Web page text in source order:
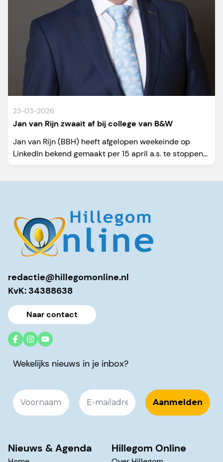
23-03-2026
Jan van Rijn zwaait af bij college van B&W
Jan van Rijn (BBH) heeft afgelopen weekeinde op
LinkedIn bekend gemaakt per 15 april a.s. te stoppen...
redactie@hillegomonline.nl
KvK: 34388638
Naar contact
Wekelijks nieuws in je inbox?
Nieuws & Agenda Hillegom Online